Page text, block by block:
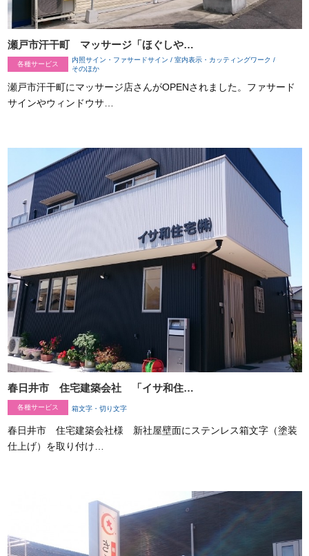
瀬戸市汗干町 マッサージ「ほぐしや…
各種サービス
内照サイン・ファサードサイン / 室内表示・カッティングワーク /
そのほか
瀬戸市汗干町にマッサージ店さんがOPENされました。ファサード
サインやウィンドウサ…
春日井市 住宅建築会社 「イサ和住…
各種サービス 箱文字・切り文字
春日井市 住宅建築会社様 新社屋壁面にステンレス箱文字（塗装
仕上げ）を取り付け…